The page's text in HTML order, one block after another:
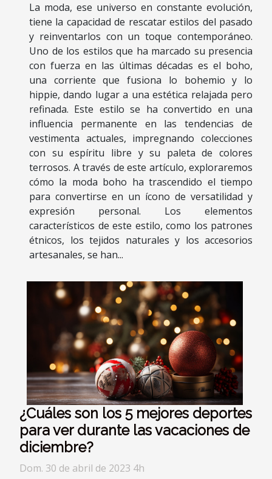
La moda, ese universo en constante evolución,
tiene la capacidad de rescatar estilos del pasado
y reinventarlos con un toque contemporáneo.
Uno de los estilos que ha marcado su presencia
con fuerza en las últimas décadas es el boho,
una corriente que fusiona lo bohemio y lo
hippie, dando lugar a una estética relajada pero
refinada. Este estilo se ha convertido en una
influencia permanente en las tendencias de
vestimenta actuales, impregnando colecciones
con su espíritu libre y su paleta de colores
terrosos. A través de este artículo, exploraremos
cómo la moda boho ha trascendido el tiempo
para convertirse en un ícono de versatilidad y
expresión personal. Los elementos
característicos de este estilo, como los patrones
étnicos, los tejidos naturales y los accesorios
artesanales, se han...
¿Cuáles son los 5 mejores deportes
para ver durante las vacaciones de
diciembre?
Dom. 30 de abril de 2023 4h